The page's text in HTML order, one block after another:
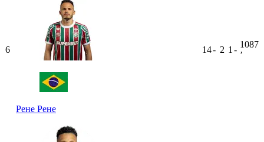
6
Рене Рене
14- 2 1 -
1087
ʼ